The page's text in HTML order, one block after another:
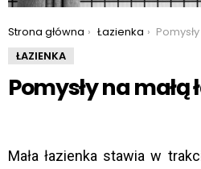
You are here:
Strona główna Łazienka
Pomysły na
ŁAZIENKA
Pomysły na małą
Mała łazienka stawia w